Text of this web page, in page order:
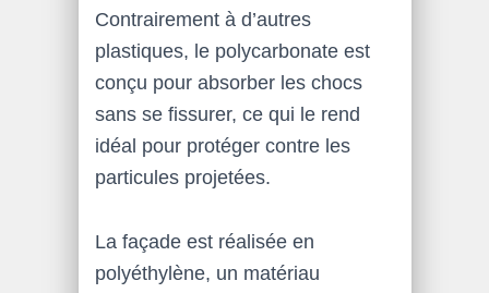
Contrairement à d’autres
plastiques, le polycarbonate est
conçu pour absorber les chocs
sans se fissurer, ce qui le rend
idéal pour protéger contre les
particules projetées.
La façade est réalisée en
polyéthylène, un matériau